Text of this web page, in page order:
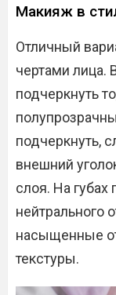
Макияж в
Отличный
чертами лица.
подчеркнуть
подчеркнуть,
внешний
слоя. На
нейтрального
насыщенные
текстуры.